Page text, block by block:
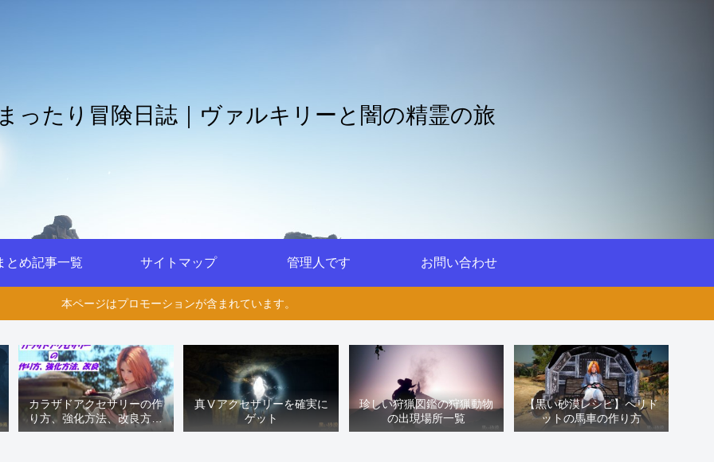
ったり冒険日誌｜ヴァルキリーと闇の精霊の旅
とめ記事一覧 サイトマップ 管理人です お問い合わせ
本ページはプロモーションが含まれています。
カラザドアクセサリーの作
り方、強化方法、改良方法
などまとめ【黒い砂漠冒険
真Ⅴアクセサリーを確実に
ゲット
珍しい狩猟図鑑の狩猟動物
の出現場所一覧
【黒い砂漠レシピ】ペリド
ットの馬車の作り方